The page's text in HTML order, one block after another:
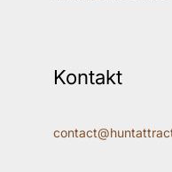
Kontakt